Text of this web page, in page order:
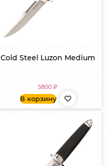
Cold Steel Luzon Medium
5800₽
В корзину